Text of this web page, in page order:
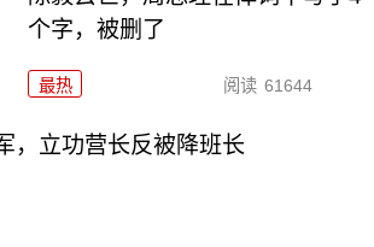
个字，被删了
最热 阅读 61644
，立功营长反被降班长